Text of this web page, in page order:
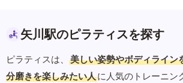
矢川駅のピラティスを探す
ピラティスは、 美しい姿勢やボディライン
分磨きを楽しみたい人に人気のトレーニン